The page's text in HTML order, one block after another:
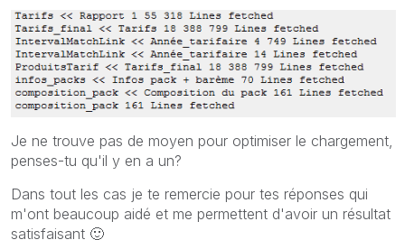
Je ne trouve pas de moyen pour optimiser le chargement,
penses-tu qu'il y en a un?
Dans tout les cas je te remercie pour tes réponses qui
m'ont beaucoup aidé et me permettent d'avoir un résultat
satisfaisant 🙂